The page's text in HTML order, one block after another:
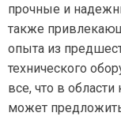
прочные и
также
опыта из
технического
все, что в
может